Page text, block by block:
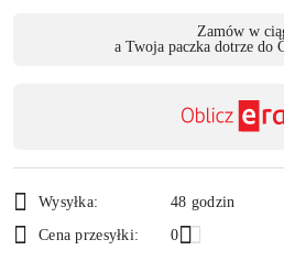
Zamów w
a Twoja paczka dotrze do
Wysyłka:
48 godzin
Cena przesyłki:
0